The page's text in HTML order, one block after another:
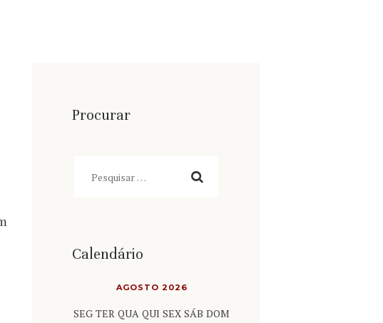
Procurar
Calendário
AGOSTO 2026
SEG TER QUA QUI SEX SÁB DOM